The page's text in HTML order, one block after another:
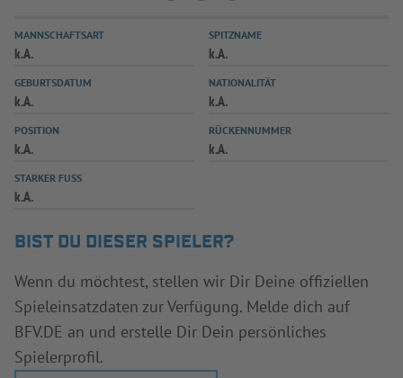
SPIELPLUS
MANNSCHAFTSART
k.A.
SPITZNAME
k.A.
GEBURTSDATUM
k.A.
NATIONALITÄT
k.A.
POSITION
k.A.
RÜCKENNUMMER
k.A.
STARKER FUSS
k.A.
BIST DU DIESER SPIELER?
Wenn du möchtest, stellen wir Dir Deine offiziellen
Spieleinsatzdaten zur Verfügung. Melde dich auf
BFV.DE an und erstelle Dir Dein persönliches
Spielerprofil.